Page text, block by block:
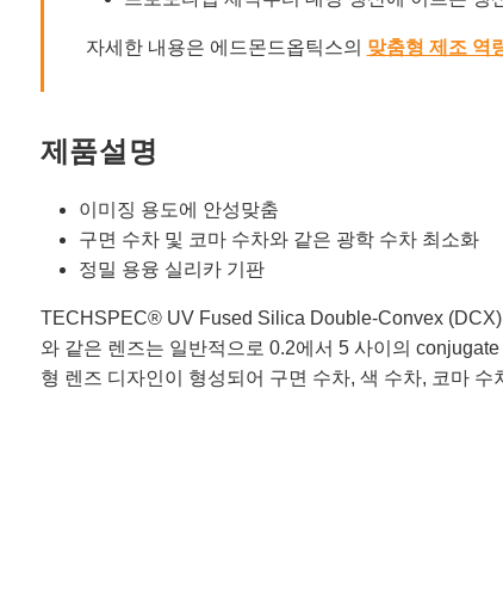
자세한 내용은 에드몬드옵틱스의 맞춤형 제조 역
제품설명
이미징 용도에 안성맞춤
구면 수차 및 코마 수차와 같은 광학 수차 최소화
정밀 용융 실리카 기판
TECHSPEC® UV Fused Silica Double-Convex
와 같은 렌즈는 일반적으로 0.2에서 5 사이의
형 렌즈 디자인이 형성되어 구면 수차, 색 수차, 코마